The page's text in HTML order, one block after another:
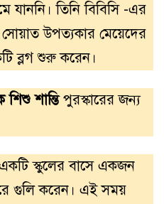
যাননি। তিনি বিবিসি -এর
উপত্যকার মেয়েদের
ব্লগ শুরু করেন।
শিশু শান্তিপুরস্কারের জন্য
স্কুলের বাসে একজন
করে গুলি করেন। এই সময়